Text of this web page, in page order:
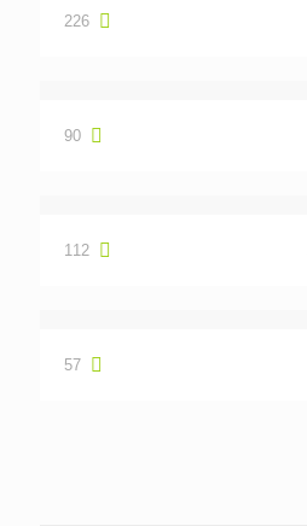
226
90
112
57